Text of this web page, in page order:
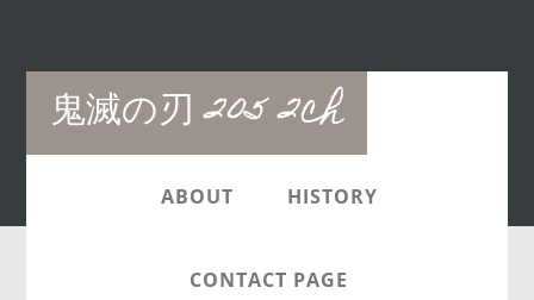
鬼滅の刃 205 2ch
Main
navigation
ABOUT HISTORY
CONTACT PAGE